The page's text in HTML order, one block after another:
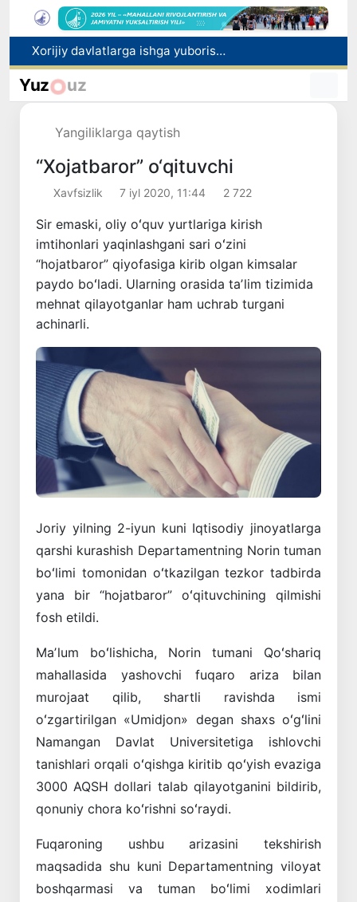
Toshkentdan Buyuk Britaniyaning Manchester shahriga to‘g‘ridan to‘g‘ri aviaqatnovlarni yo‘lga qo‘yish masalasi ko‘rib chiqilmoqda
Ekologik ekspertiza endi ekologik xavflarni oldindan boshqarish tizimiga aylanadi
Yuz uz
Yangiliklarga qaytish
“Xojatbaror” o‘qituvchi
Xavfsizlik 7 iyl 2020, 11:44 2 722
Sir emaski, oliy oʻquv yurtlariga kirish
imtihonlari yaqinlashgani sari oʻzini
“hojatbaror” qiyofasiga kirib olgan kimsalar
paydo boʻladi. Ularning orasida taʼlim tizimida
mehnat qilayotganlar ham uchrab turgani
achinarli.
Joriy yilning 2-iyun kuni Iqtisodiy jinoyatlarga
qarshi kurashish Departamentning Norin tuman
boʻlimi tomonidan oʻtkazilgan tezkor tadbirda
yana bir “hojatbaror” oʻqituvchining qilmishi
fosh etildi.
Maʼlum boʻlishicha, Norin tumani Qoʻshariq
mahallasida yashovchi fuqaro ariza bilan
murojaat qilib, shartli ravishda ismi
oʻzgartirilgan «Umidjon» degan shaxs oʻgʻlini
Namangan Davlat Universitetiga ishlovchi
tanishlari orqali oʻqishga kiritib qoʻyish evaziga
3000 AQSH dollari talab qilayotganini bildirib,
qonuniy chora koʻrishni soʻraydi.
Fuqaroning ushbu arizasini tekshirish
maqsadida shu kuni Departamentning viloyat
boshqarmasi va tuman boʻlimi xodimlari